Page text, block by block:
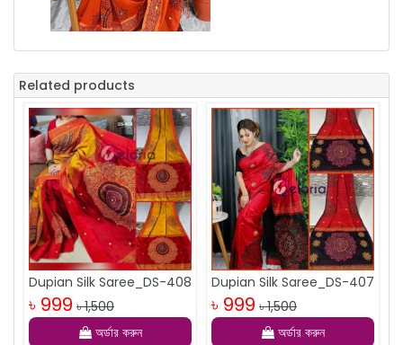
Related products
Dupian Silk Saree_DS-408
৳ 999 ৳ 1,500
অর্ডার করুন
Dupian Silk Saree_DS-407
৳ 999 ৳ 1,500
অর্ডার করুন